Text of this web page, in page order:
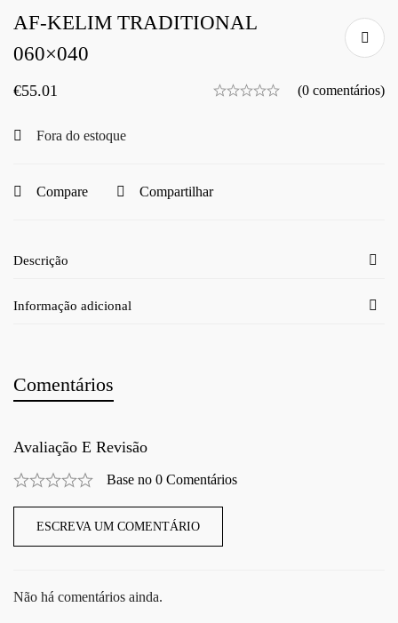
AF-KELIM TRADITIONAL
060×040
€55.01 (0 comentários)
Fora do estoque
Compare Compartilhar
Descrição
Informação adicional
Comentários
Avaliação E Revisão
Base no 0 Comentários
ESCREVA UM COMENTÁRIO
Não há comentários ainda.